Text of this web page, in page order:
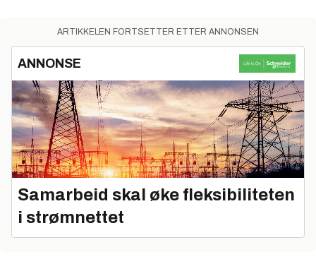
ARTIKKELEN FORTSETTER ETTER ANNONSEN
ANNONSE
Samarbeid skal øke fleksibiliteten
i strømnettet